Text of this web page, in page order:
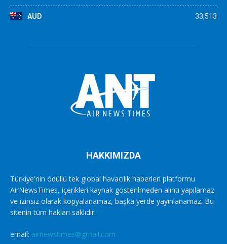
AUD 33,513
HAKKIMIZDA
Türkiye'nin ödüllü tek global havacılık haberleri platformu
AirNewsTimes, içerikleri kaynak gösterilmeden alıntı yapılamaz
ve izinsiz olarak kopyalanamaz, başka yerde yayınlanamaz. Bu
sitenin tüm hakları saklıdır.
email: airnewstimes@gmail.com